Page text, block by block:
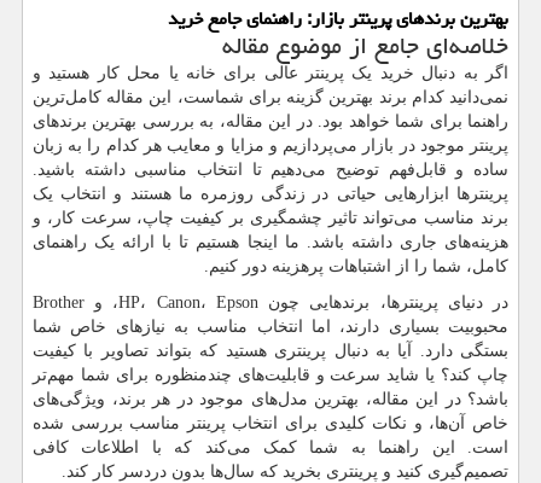
بهترین برندهای پرینتر بازار: راهنمای جامع خرید
خلاصه‌ای جامع از موضوع مقاله
اگر به دنبال خرید یک پرینتر عالی برای خانه یا محل کار هستید و
نمی‌دانید کدام برند بهترین گزینه برای شماست، این مقاله کامل‌ترین
راهنما برای شما خواهد بود. در این مقاله، به بررسی بهترین برندهای
پرینتر موجود در بازار می‌پردازیم و مزایا و معایب هر کدام را به زبان
ساده و قابل‌فهم توضیح می‌دهیم تا انتخاب مناسبی داشته باشید.
پرینترها ابزارهایی حیاتی در زندگی روزمره ما هستند و انتخاب یک
برند مناسب می‌تواند تاثیر چشمگیری بر کیفیت چاپ، سرعت کار، و
هزینه‌های جاری داشته باشد. ما اینجا هستیم تا با ارائه یک راهنمای
کامل، شما را از اشتباهات پرهزینه دور کنیم.
در دنیای پرینترها، برندهایی چونHP، Canon، Epson، و Brother
محبوبیت بسیاری دارند، اما انتخاب مناسب به نیازهای خاص شما
بستگی دارد. آیا به دنبال پرینتری هستید که بتواند تصاویر با کیفیت
چاپ کند؟ یا شاید سرعت و قابلیت‌های چندمنظوره برای شما مهم‌تر
باشد؟ در این مقاله، بهترین مدل‌های موجود در هر برند، ویژگی‌های
خاص آن‌ها، و نکات کلیدی برای انتخاب پرینتر مناسب بررسی شده
است. این راهنما به شما کمک می‌کند که با اطلاعات کافی
تصمیم‌گیری کنید و پرینتری بخرید که سال‌ها بدون دردسر کار کند.